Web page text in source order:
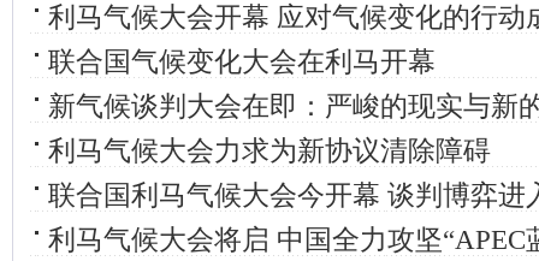
利马气候大会开幕 应对气候变化的行动
联合国气候变化大会在利马开幕
新气候谈判大会在即：严峻的现实与新
利马气候大会力求为新协议清除障碍
联合国利马气候大会今开幕 谈判博弈进
利马气候大会将启 中国全力攻坚“APEC